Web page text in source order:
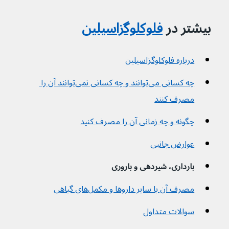
بیشتر در فلوکلوگزاسیلین
درباره فلوکلوگزاسیلین
چه کسانی می‌توانند و چه کسانی نمی‌توانند آن را
مصرف کنند
چگونه و چه زمانی آن را مصرف کنید
عوارض جانبی
بارداری، شیردهی و باروری
مصرف آن با سایر داروها و مکمل‌های گیاهی
سوالات متداول